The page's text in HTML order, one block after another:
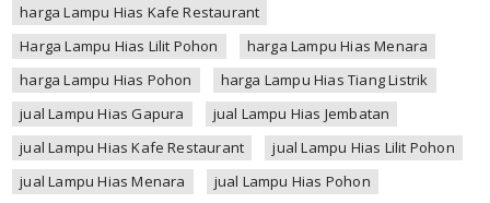
harga Lampu Hias Kafe Restaurant
Harga Lampu Hias Lilit Pohon
harga Lampu Hias Menara
harga Lampu Hias Pohon
harga Lampu Hias Tiang Listrik
jual Lampu Hias Gapura
jual Lampu Hias Jembatan
jual Lampu Hias Kafe Restaurant
jual Lampu Hias Lilit Pohon
jual Lampu Hias Menara
jual Lampu Hias Pohon